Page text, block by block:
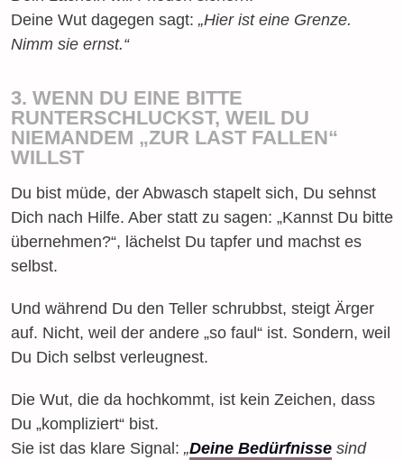
Deine Wut dagegen sagt: „Hier ist eine Grenze.
Nimm sie ernst.“
3. WENN DU EINE BITTE
RUNTERSCHLUCKST, WEIL DU
NIEMANDEM „ZUR LAST FALLEN“
WILLST
Du bist müde, der Abwasch stapelt sich, Du sehnst
Dich nach Hilfe. Aber statt zu sagen: „Kannst Du bitte
übernehmen?“, lächelst Du tapfer und machst es
selbst.
Und während Du den Teller schrubbst, steigt Ärger
auf. Nicht, weil der andere „so faul“ ist. Sondern, weil
Du Dich selbst verleugnest.
Die Wut, die da hochkommt, ist kein Zeichen, dass
Du „kompliziert“ bist.
Sie ist das klare Signal: „Deine Bedürfnisse sind